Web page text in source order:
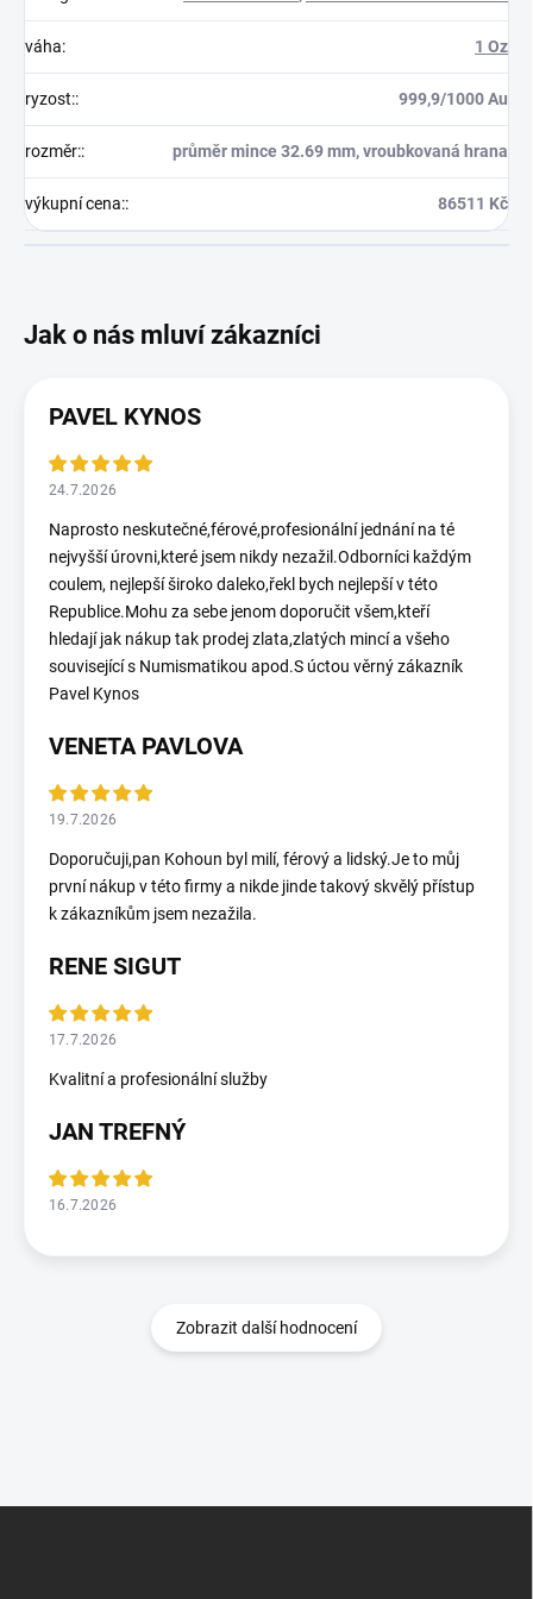
váha: 1 Oz
ryzost:: 999,9/1000 Au
rozměr:: průměr mince 32.69 mm, vroubkovaná hrana
výkupní cena:: 86511 Kč
PAVEL KYNOS
24.7.2026
Naprosto neskutečné,férové,profesionální jednání na té
nejvyšší úrovni,které jsem nikdy nezažil.Odborníci každým
coulem, nejlepší široko daleko,řekl bych nejlepší v této
Republice.Mohu za sebe jenom doporučit všem,kteří
hledají jak nákup tak prodej zlata,zlatých mincí a všeho
související s Numismatikou apod.S úctou věrný zákazník
Pavel Kynos
VENETA PAVLOVA
19.7.2026
Doporučuji,pan Kohoun byl milí, férový a lidský.Je to můj
první nákup v této firmy a nikde jinde takový skvělý přístup
k zákazníkům jsem nezažila.
RENE SIGUT
17.7.2026
Kvalitní a profesionální služby
JAN TREFNÝ
16.7.2026
Zobrazit další hodnocení